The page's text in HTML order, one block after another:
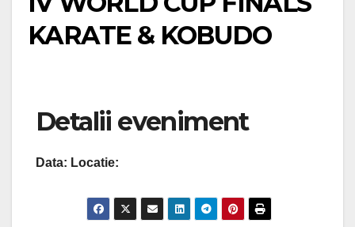
KARATE & KOBUDO
Detalii eveniment
Data: Locatie: